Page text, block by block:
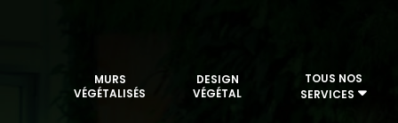
MURS
VÉGÉTALISÉS
DESIGN
VÉGÉTAL
TOUS NOS
SERVICES